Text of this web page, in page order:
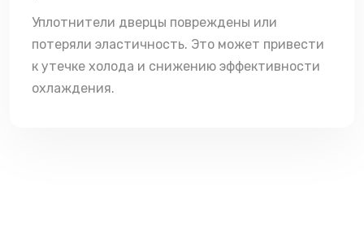
Уплотнители дверцы повреждены или
потеряли эластичность. Это может привести
к утечке холода и снижению эффективности
охлаждения.